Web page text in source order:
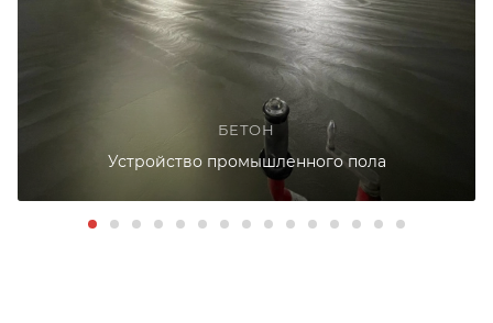
БЕТОН
Устройство промышленного пола